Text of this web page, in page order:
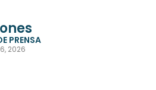
PRENSA
2026